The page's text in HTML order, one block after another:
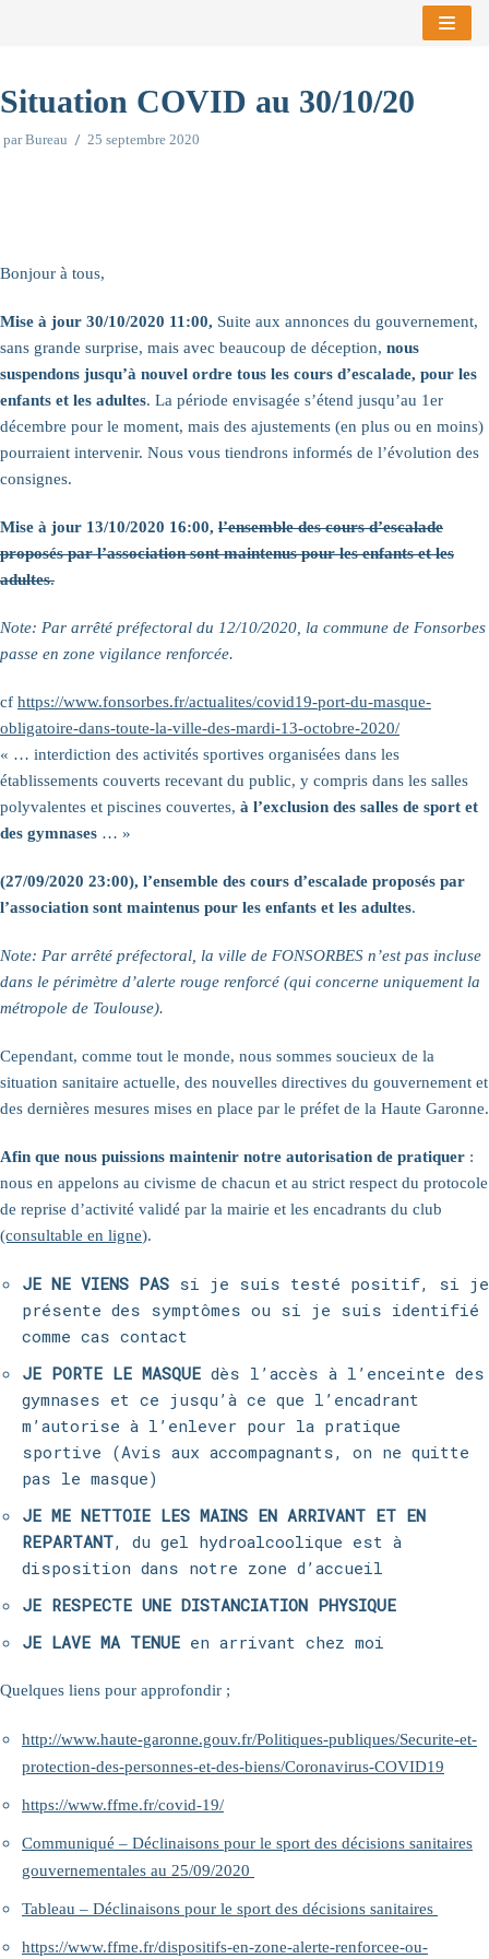
au
contenu
Situation COVID au 30/10/20
parBureau 25 septembre 2020
Bonjour à tous,
Mise à jour 30/10/2020 11:00, Suite aux annonces du gouvernement,
sans grande surprise, mais avec beaucoup de déception, nous
suspendons jusqu’à nouvel ordre tous les cours d’escalade, pour les
enfants et les adultes. La période envisagée s’étend jusqu’au 1er
décembre pour le moment, mais des ajustements (en plus ou en moins)
pourraient intervenir. Nous vous tiendrons informés de l’évolution des
consignes.
Mise à jour 13/10/2020 16:00, l’ensemble des cours d’escalade
proposés par l’association sont maintenus pour les enfants et les
adultes.
Note: Par arrêté préfectoral du 12/10/2020, la commune de Fonsorbes
passe en zone vigilance renforcée.
cf https://www.fonsorbes.fr/actualites/covid19-port-du-masque-
obligatoire-dans-toute-la-ville-des-mardi-13-octobre-2020/
« … interdiction des activités sportives organisées dans les
établissements couverts recevant du public, y compris dans les salles
polyvalentes et piscines couvertes, à l’exclusion des salles de sport et
des gymnases … »
(27/09/2020 23:00), l’ensemble des cours d’escalade proposés par
l’association sont maintenus pour les enfants et les adultes.
Note: Par arrêté préfectoral, la ville de FONSORBES n’est pas incluse
dans le périmètre d’alerte rouge renforcé (qui concerne uniquement la
métropole de Toulouse).
Cependant, comme tout le monde, nous sommes soucieux de la
situation sanitaire actuelle, des nouvelles directives du gouvernement et
des dernières mesures mises en place par le préfet de la Haute Garonne.
Afin que nous puissions maintenir notre autorisation de pratiquer :
nous en appelons au civisme de chacun et au strict respect du protocole
de reprise d’activité validé par la mairie et les encadrants du club
(consultable en ligne).
JE NE VIENS PAS si je suis testé positif, si je
présente des symptômes ou si je suis identifié
comme cas contact
JE PORTE LE MASQUE dès l’accès à l’enceinte des
gymnases et ce jusqu’à ce que l’encadrant
m’autorise à l’enlever pour la pratique
sportive (Avis aux accompagnants, on ne quitte
pas le masque)
JE ME NETTOIE LES MAINS EN ARRIVANT ET EN
REPARTANT, du gel hydroalcoolique est à
disposition dans notre zone d’accueil
JE RESPECTE UNE DISTANCIATION PHYSIQUE
JE LAVE MA TENUE en arrivant chez moi
Quelques liens pour approfondir ;
http://www.haute-garonne.gouv.fr/Politiques-publiques/Securite-et-
protection-des-personnes-et-des-biens/Coronavirus-COVID19
https://www.ffme.fr/covid-19/
Communiqué – Déclinaisons pour le sport des décisions sanitaires
gouvernementales au 25/09/2020
Tableau – Déclinaisons pour le sport des décisions sanitaires
https://www.ffme.fr/dispositifs-en-zone-alerte-renforcee-ou-